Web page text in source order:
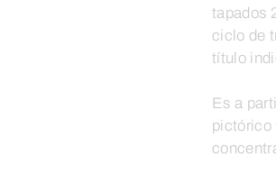
tapados
ciclo de
título
Es a
pictórico